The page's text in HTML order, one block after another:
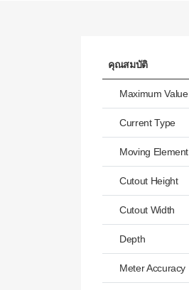
คุณสมบัติ
Maximum Value
Current Type
Moving Element
Cutout Height
Cutout Width
Depth
Meter Accuracy